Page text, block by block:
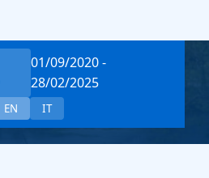
01/09/2020 -
28/02/2025
EN IT